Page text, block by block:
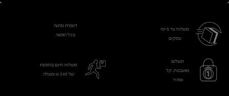
משלוח עד 6 ימי
עסקים​
דוגמית מתנה
בכל הזמנה
תשלום
מאובטח, קל
ומהיר
משלוח חינם בהזמנת
של 249 ₪ ומעלה